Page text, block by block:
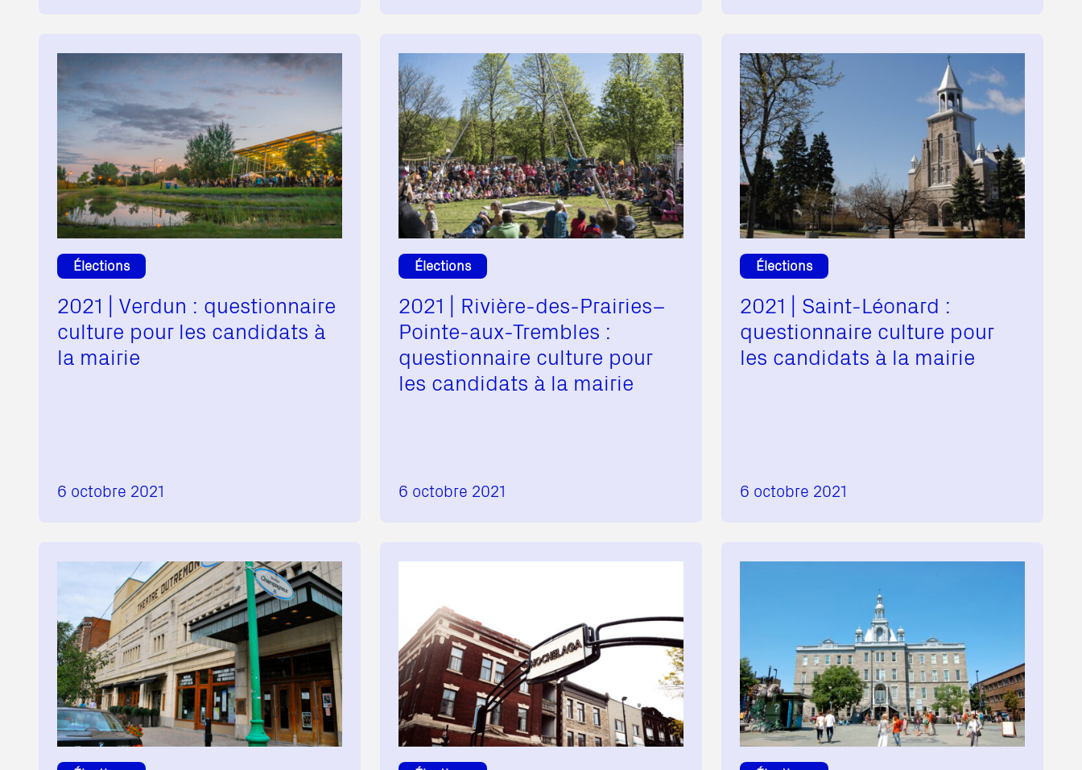
Élections
2021 | Verdun : questionnaire
culture pour les candidats à
la mairie
6 octobre 2021
Élections
2021 | Rivière-des-Prairies–
Pointe-aux-Trembles :
questionnaire culture pour
les candidats à la mairie
6 octobre 2021
Élections
2021 | Saint-Léonard :
questionnaire culture pour
les candidats à la mairie
6 octobre 2021